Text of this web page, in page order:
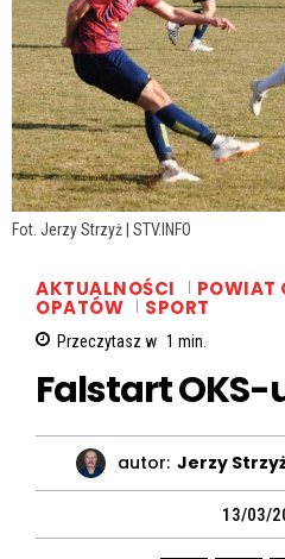
Fot. Jerzy Strzyż | STV.INFO
AKTUALNOŚCI POWIAT
OPATÓW SPORT
Przeczytasz w 1 min.
Falstart OKS-
autor: Jerzy
13/03/